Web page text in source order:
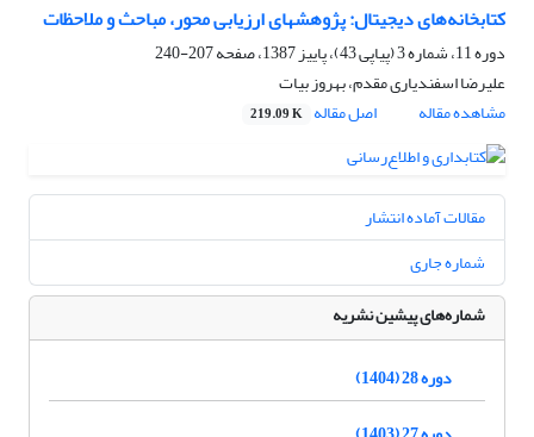
کتابخانه‌های دیجیتال: پژوهشهای ارزیابی محور، مباحث و ملاحظات
دوره 11، شماره 3 (پیاپی 43)، پاییز 1387، صفحه
207-240
علیرضا اسفندیاری مقدم، بهروز بیات
مشاهده مقاله
اصل مقاله 219.09 K
مقالات آماده انتشار
شماره جاری
شماره‌های پیشین نشریه
دوره 28 (1404)